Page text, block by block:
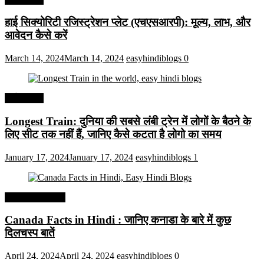
हाई सिक्योरिटी रजिस्ट्रेशन प्लेट (एचएसआरपी): मूल्य, लाभ, और
आवेदन कैसे करें
March 14, 2024March 14, 2024 easyhindiblogs 0
Longest Train: दुनिया की सबसे लंबी ट्रेन में लोगों के बैठने के
लिए सीट तक ​​नहीं हैं, जानिए कैसे कटता है लोगो का समय
January 17, 2024January 17, 2024 easyhindiblogs 1
Canada Facts in Hindi : जानिए कनाडा के बारे में कुछ
दिलचस्प बातें
April 24, 2024April 24, 2024 easyhindiblogs 0